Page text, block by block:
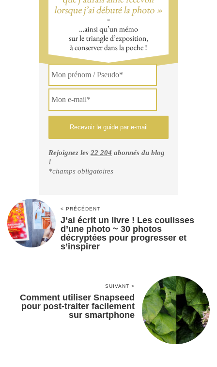
Rejoignez les 22 204 abonnés du blog
!
*champs obligatoires
< PRÉCÉDENT
J’ai écrit un livre ! Les coulisses
d’une photo ~ 30 photos
décryptées pour progresser et
s’inspirer
SUIVANT >
Comment utiliser Snapseed
pour post-traiter facilement
sur smartphone